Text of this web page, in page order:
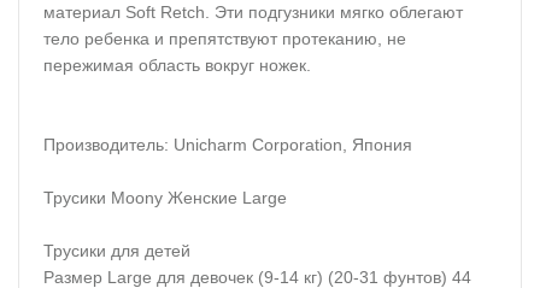
материал Soft Retch. Эти подгузники мягко облегают
тело ребенка и препятствуют протеканию, не
пережимая область вокруг ножек.
Производитель: Unicharm Corporation, Япония
Трусики Moony Женские Large
Трусики для детей
Размер Large для девочек (9-14 кг) (20-31 фунтов) 44